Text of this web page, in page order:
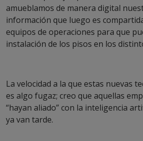
amueblamos de manera digital
información que luego es
equipos de operaciones para que
instalación de los pisos en los
La velocidad a la que estas nuevas
es algo fugaz; creo que aquellas
“hayan aliado” con la inteligencia
ya van tarde.